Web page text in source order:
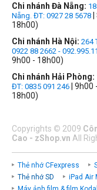
Chi nhánh Đà Nẵng:
Nẵng. ĐT: 0927 28 5678
18h00)
Chi nhánh Hà Nội: 264
0922 88 2662 -
9h00 - 18h00)
Chi nhánh Hải Phòng:
ĐT: 0835 091 246 |
18h00)
Copyrights © 2009
Cao - zShop.vn All
Thẻ nhớ CFexpress
Thẻ nhớ SD
iPad Air